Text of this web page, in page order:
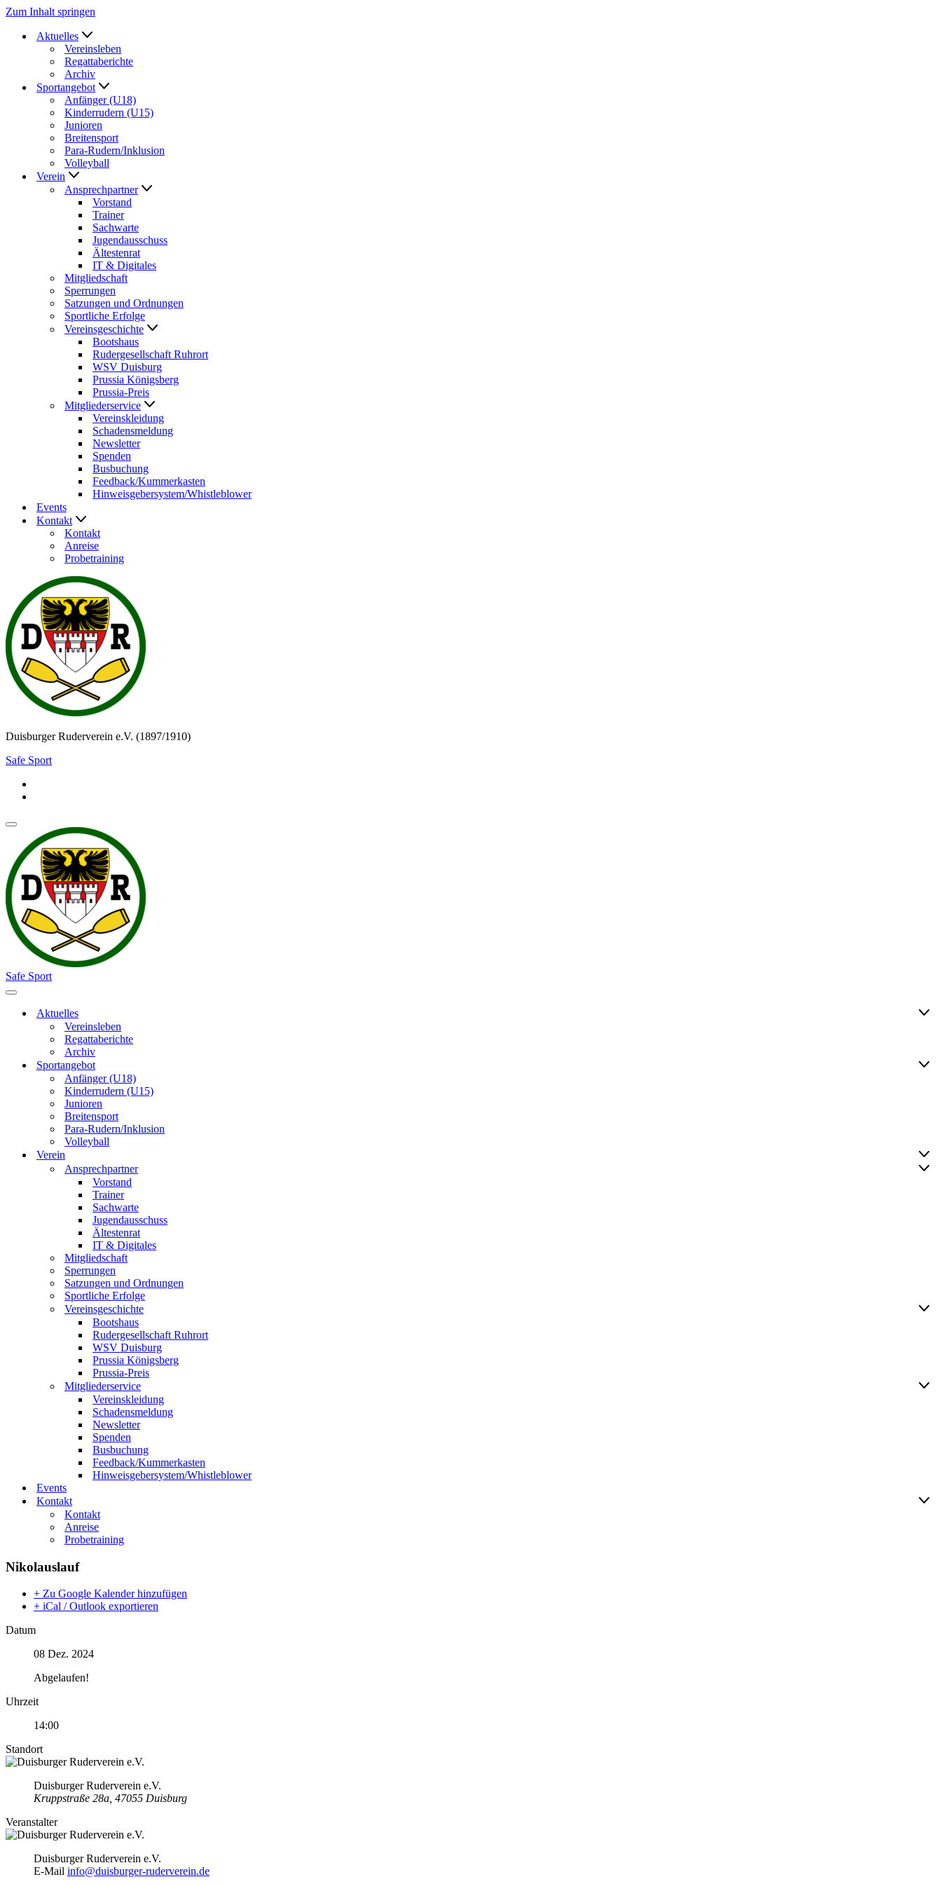
Zum Inhalt springen
Aktuelles
Vereinsleben
Regattaberichte
Archiv
Sportangebot
Anfänger (U18)
Kinderrudern (U15)
Junioren
Breitensport
Para-Rudern/Inklusion
Volleyball
Verein
Ansprechpartner
Vorstand
Trainer
Sachwarte
Jugendausschuss
Ältestenrat
IT & Digitales
Mitgliedschaft
Sperrungen
Satzungen und Ordnungen
Sportliche Erfolge
Vereinsgeschichte
Bootshaus
Rudergesellschaft Ruhrort
WSV Duisburg
Prussia Königsberg
Prussia-Preis
Mitgliederservice
Vereinskleidung
Schadensmeldung
Newsletter
Spenden
Busbuchung
Feedback/Kummerkasten
Hinweisgebersystem/Whistleblower
Events
Kontakt
Kontakt
Anreise
Probetraining
Duisburger Ruderverein e.V. (1897/1910)
Safe Sport
Navigationsmenü
Safe Sport
Navigationsmenü
Aktuelles
Vereinsleben
Regattaberichte
Archiv
Sportangebot
Anfänger (U18)
Kinderrudern (U15)
Junioren
Breitensport
Para-Rudern/Inklusion
Volleyball
Verein
Ansprechpartner
Vorstand
Trainer
Sachwarte
Jugendausschuss
Ältestenrat
IT & Digitales
Mitgliedschaft
Sperrungen
Satzungen und Ordnungen
Sportliche Erfolge
Vereinsgeschichte
Bootshaus
Rudergesellschaft Ruhrort
WSV Duisburg
Prussia Königsberg
Prussia-Preis
Mitgliederservice
Vereinskleidung
Schadensmeldung
Newsletter
Spenden
Busbuchung
Feedback/Kummerkasten
Hinweisgebersystem/Whistleblower
Events
Kontakt
Kontakt
Anreise
Probetraining
Nikolauslauf
+ Zu Google Kalender hinzufügen
+ iCal / Outlook exportieren
Datum
08 Dez. 2024
Abgelaufen!
Uhrzeit
14:00
Standort
Duisburger Ruderverein e.V.
Kruppstraße 28a, 47055 Duisburg
Veranstalter
Duisburger Ruderverein e.V.
E-Mail info@duisburger-ruderverein.de